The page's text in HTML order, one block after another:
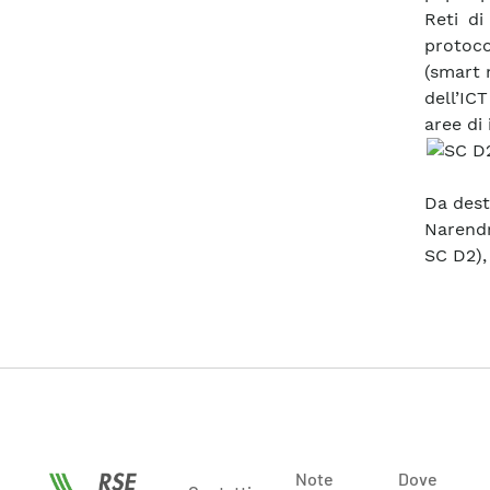
Reti di
(smart
dell’ICT
aree di
Da
SC
Note Dove